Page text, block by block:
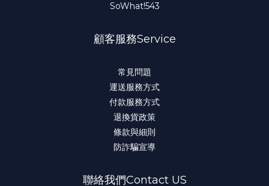
SoWhat!543
顧客服務Service
常見問題
運送服務方式
付款服務方式
退換貨政策
條款與細則
防詐騙宣導
聯絡我們Contact US